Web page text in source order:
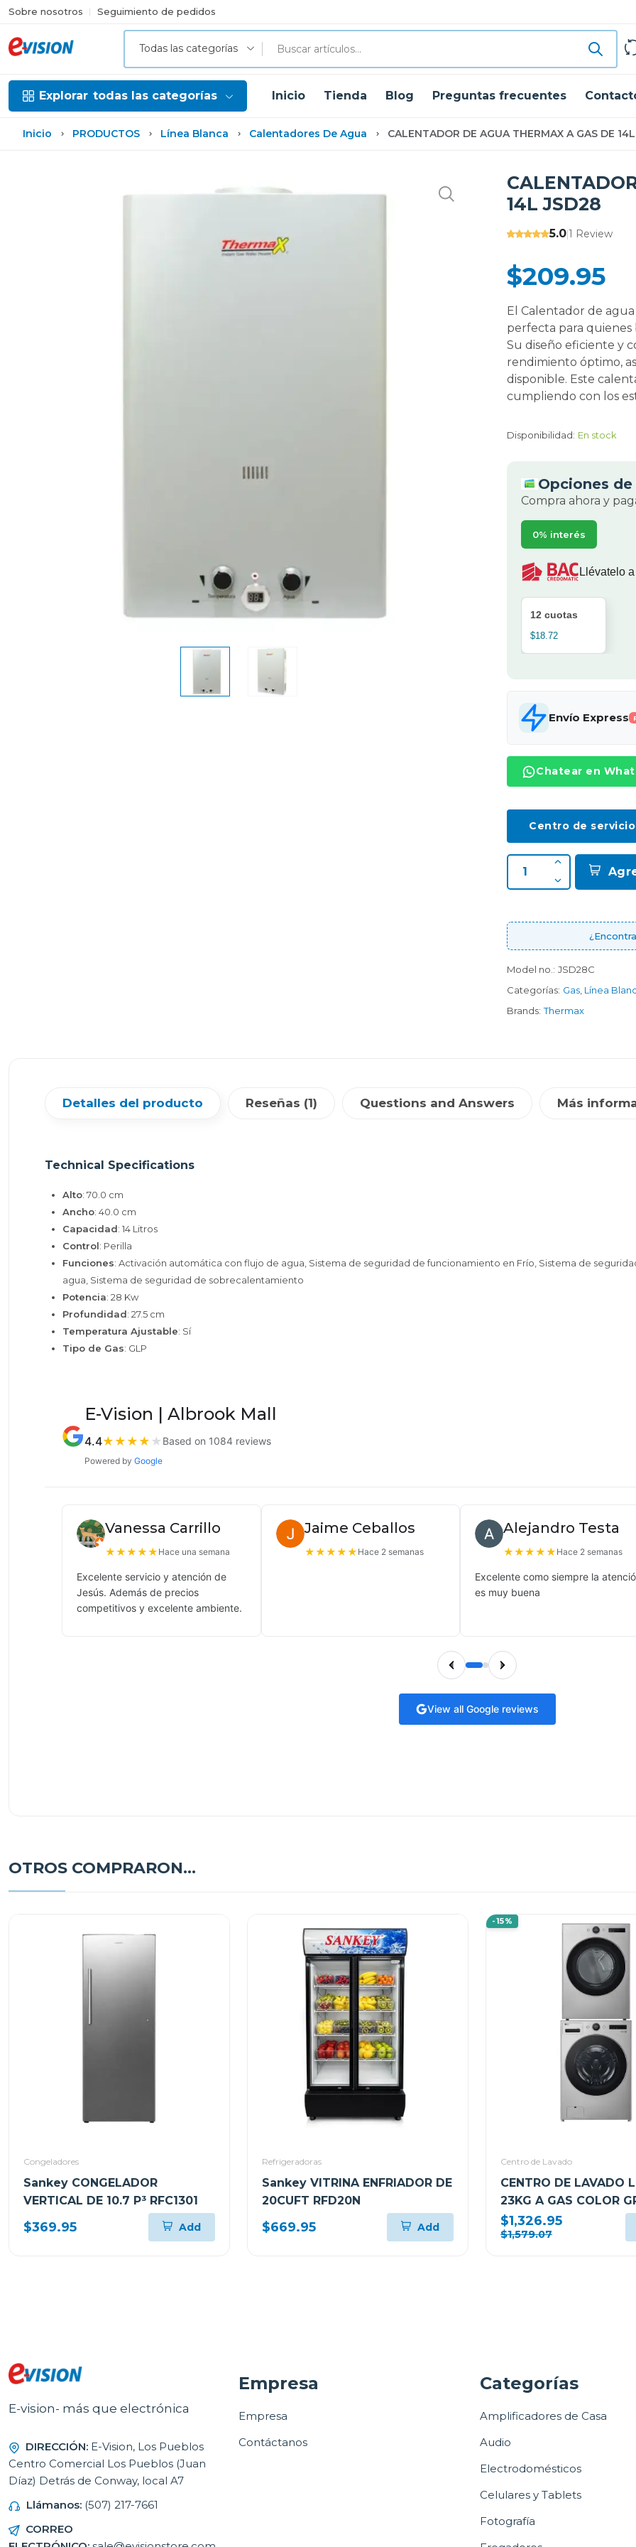
Sobre nosotros Seguimiento de pedidos
Todas las categorías
Explorar todas las categorías Inicio Tienda Blog Preguntas frecuentes
Inicio PRODUCTOS Línea Blanca Calentadores De Agua CALENTADOR DE AGUA THERMAX A GAS DE
14L JSD28
5.0|1 Review
$209.95
El Calentador de agua
perfecta para
Su diseño eficiente y
rendimiento óptimo,
disponible. Este
cumpliendo con los
Disponibilidad: En stock
Opciones
Compra ahora y
0% interés
Llévatelo
12 cuotas
$18.72
Envío Express
Chatear en
Centro de servicio
Model no.: JSD28C
Categorías: Gas Línea
Brands: Thermax
Detalles del producto Reseñas (1) Questions and Answers Más
Technical Specifications
Alto: 70.0 cm
Ancho: 40.0 cm
Capacidad: 14 Litros
Control: Perilla
Funciones: Activación automática con flujo de agua, Sistema de seguridad de funcionamiento en Frío, Sistema de
agua, Sistema de seguridad de sobrecalentamiento
Potencia: 28 Kw
Profundidad: 27.5 cm
Temperatura Ajustable: Sí
Tipo de Gas: GLP
E-Vision | Albrook Mall
4.4★ ★ ★ ★ ★ Based on 1084 reviews
Powered by Google
Vanessa Carrillo
★★★★★ Hace una semana
Excelente servicio y atención de
Jesús. Además de precios
competitivos y excelente ambiente.
Jaime Ceballos
★★★★★ Hace 2 semanas
Alejandro Testa
★★★★★ Hace 2 semanas
Excelente como siempre la
es muy buena
View all Google reviews
OTROS COMPRARON...
Congeladores
Sankey CONGELADOR
VERTICAL DE 10.7 P³ RFC1301
$369.95 Add
Refrigeradoras
Sankey VITRINA ENFRIADOR DE
20CUFT RFD20N
$669.95 Add
-15%
Centro de Lavado
CENTRO DE LAVADO
23KG A GAS COLOR
WM23VFXS6/
$1,326.95
$1,579.07
E-vision- más que electrónica
DIRECCIÓN: E-Vision, Los Pueblos
Centro Comercial Los Pueblos (Juan
Díaz) Detrás de Conway, local A7
Llámanos: (507) 217-7661
CORREO
Empresa
Empresa
Contáctanos
Categorías
Amplificadores de Casa
Audio
Electrodomésticos
Celulares y Tablets
Fotografía